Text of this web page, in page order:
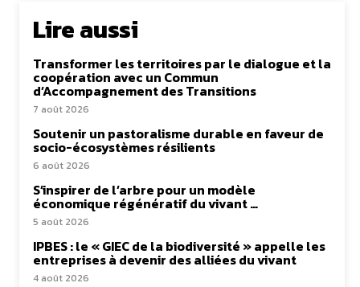
Lire aussi
Transformer les territoires par le dialogue et la
coopération avec un Commun
d’Accompagnement des Transitions
7 août 2026
Soutenir un pastoralisme durable en faveur de
socio-écosystèmes résilients
6 août 2026
S’inspirer de l’arbre pour un modèle
économique régénératif du vivant …
5 août 2026
IPBES : le « GIEC de la biodiversité » appelle les
entreprises à devenir des alliées du vivant
4 août 2026